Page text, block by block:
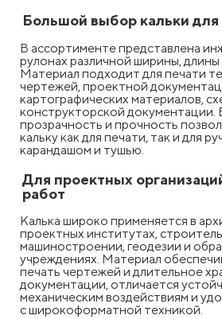
Большой выбор кальки для
В ассортименте представлена
рулонах различной ширины,
Материал подходит для печати
чертежей, проектной
картографических материалов,
конструкторской документации.
прозрачность и прочность
кальку как для печати, так и для
карандашом и тушью.
Для проектных
работ
Калька широко применяется в
проектных институтах,
машиностроении, геодезии и
учреждениях. Материал
печать чертежей и длительное
документации, отличается
механическим воздействиям и
с широкоформатной техникой.